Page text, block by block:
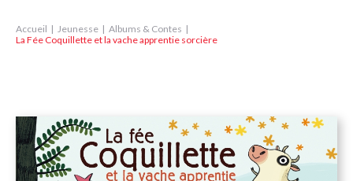
Accueil Jeunesse
Albums & Contes
La Fée Coquillette et la vache apprentie sorcière